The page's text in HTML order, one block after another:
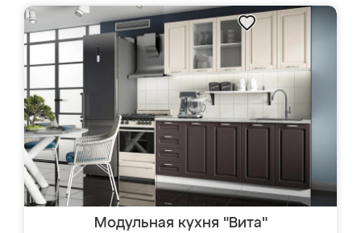
Модульная кухня "Вита"